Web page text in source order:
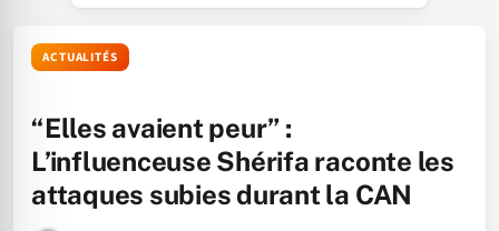
ACTUALITÉS
“Elles avaient peur” :
L’influenceuse Shérifa raconte les
attaques subies durant la CAN